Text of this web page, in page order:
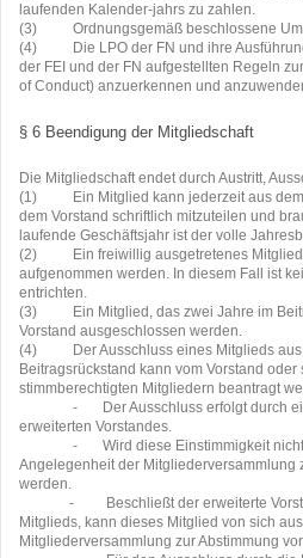
laufenden Kalender-jahrs zu zahlen.
(3)
Ordnungsgemäß beschlossene
(4)
Die LPO der FN und ihre
der FEI und der FN aufgestellten Regeln
of Conduct) anzuerkennen und
§ 6 Beendigung der Mitgliedschaft
Die Mitgliedschaft endet durch Austritt,
(1)
Ein Mitglied kann jederzeit aus
dem Vorstand schriftlich mitzuteilen und
laufende Geschäftsjahr ist der volle
(2)
Ein freiwillig ausgetretenes
aufgenommen werden. In diesem Fall ist
entrichten.
(3)
Ein Mitglied, das zwei Jahre im
Vorstand ausgeschlossen werden.
(4)
Der Ausschluss eines Mitglieds
Beitragsrückstand kann vom Vorstand oder
stimmberechtigten Mitgliedern beantragt
-
Der Ausschluss erfolgt durch
erweiterten Vorstandes.
-
Wird diese Einstimmigkeit
Angelegenheit der Mitgliederversammlung
werden.
-
Beschließt der erweiterte
Mitglieds, kann dieses Mitglied von sich
Mitgliederversammlung zur Abstimmung